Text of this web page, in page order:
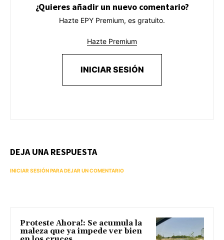
¿Quieres añadir un nuevo comentario?
Hazte EPY Premium, es gratuito.
Hazte Premium
INICIAR SESIÓN
DEJA UNA RESPUESTA
INICIAR SESIÓN PARA DEJAR UN COMENTARIO
Proteste Ahora!: Se acumula la
maleza que ya impede ver bien